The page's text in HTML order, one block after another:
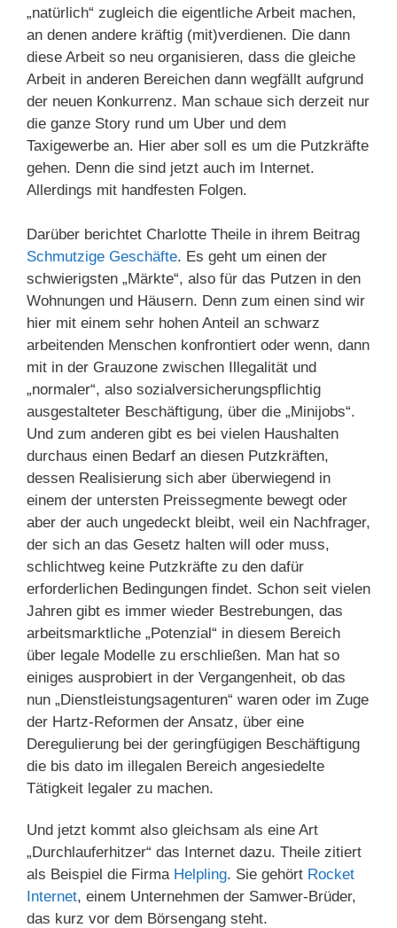
„natürlich“ zugleich die eigentliche Arbeit machen,
an denen andere kräftig (mit)verdienen. Die dann
diese Arbeit so neu organisieren, dass die gleiche
Arbeit in anderen Bereichen dann wegfällt aufgrund
der neuen Konkurrenz. Man schaue sich derzeit nur
die ganze Story rund um Uber und dem
Taxigewerbe an. Hier aber soll es um die Putzkräfte
gehen. Denn die sind jetzt auch im Internet.
Allerdings mit handfesten Folgen.
Darüber berichtet Charlotte Theile in ihrem Beitrag
Schmutzige Geschäfte. Es geht um einen der
schwierigsten „Märkte“, also für das Putzen in den
Wohnungen und Häusern. Denn zum einen sind wir
hier mit einem sehr hohen Anteil an schwarz
arbeitenden Menschen konfrontiert oder wenn, dann
mit in der Grauzone zwischen Illegalität und
„normaler“, also sozialversicherungspflichtig
ausgestalteter Beschäftigung, über die „Minijobs“.
Und zum anderen gibt es bei vielen Haushalten
durchaus einen Bedarf an diesen Putzkräften,
dessen Realisierung sich aber überwiegend in
einem der untersten Preissegmente bewegt oder
aber der auch ungedeckt bleibt, weil ein Nachfrager,
der sich an das Gesetz halten will oder muss,
schlichtweg keine Putzkräfte zu den dafür
erforderlichen Bedingungen findet. Schon seit vielen
Jahren gibt es immer wieder Bestrebungen, das
arbeitsmarktliche „Potenzial“ in diesem Bereich
über legale Modelle zu erschließen. Man hat so
einiges ausprobiert in der Vergangenheit, ob das
nun „Dienstleistungsagenturen“ waren oder im Zuge
der Hartz-Reformen der Ansatz, über eine
Deregulierung bei der geringfügigen Beschäftigung
die bis dato im illegalen Bereich angesiedelte
Tätigkeit legaler zu machen.
Und jetzt kommt also gleichsam als eine Art
„Durchlauferhitzer“ das Internet dazu. Theile zitiert
als Beispiel die Firma Helpling. Sie gehört Rocket
Internet, einem Unternehmen der Samwer-Brüder,
das kurz vor dem Börsengang steht.